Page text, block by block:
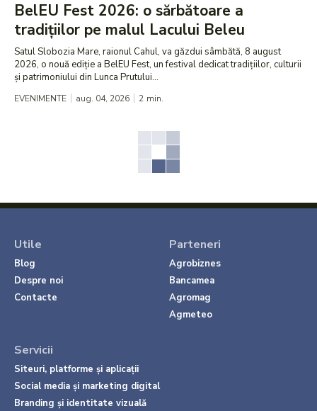
BelEU Fest 2026: o sărbătoare a
tradițiilor pe malul Lacului Beleu
Satul Slobozia Mare, raionul Cahul, va găzdui sâmbătă, 8 august
2026, o nouă ediție a BelEU Fest, un festival dedicat tradițiilor, culturii
și patrimoniului din Lunca Prutului...
EVENIMENTE aug. 04, 2026 2 min.
Utile
Blog
Despre noi
Contacte
Parteneri
Agrobiznes
Bancamea
Agromag
Agmeteo
Servicii
Siteuri, platforme și aplicații
Social media și marketing digital
Branding și identitate vizuală